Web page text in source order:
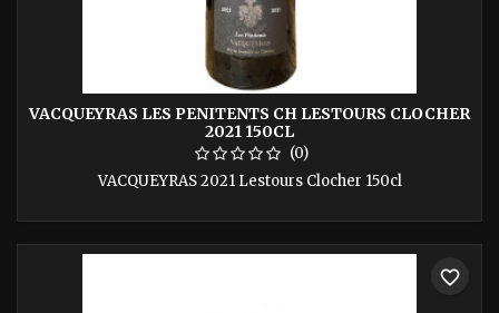
VACQUEYRAS LES PENITENTS CH LESTOURS CLOCHER
2021 150CL
(0)
VACQUEYRAS 2021 Lestours Clocher 150cl
favorite_border